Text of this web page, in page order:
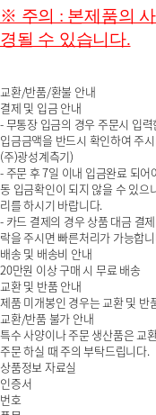
※ 주의 : 본제품의
경될 수 있습니다.
교환/반품/환불 안내
결제 및 입금 안내
- 무통장 입금의 경우 주문시 입
입금금액을 반드시 확인하여 주
(주)광성계측기)
- 주문 후 7일 이내 입금완료 되
동 입금확인이 되지 않을 수 있으
리를 하시기 바랍니다.
- 카드 결제의 경우 상품 대금 결
락을 주시면 빠른처리가 가능합
배송 및 배송비 안내
20만원 이상 구매 시 무료 배송
교환 및 반품 안내
제품 미개봉인 경우는 교환 및 반
교환/반품 불가 안내
특수 사양이나 주문 생산품은 교
주문 하실 때 주의 부탁드립니다.
상품정보자료실
인증서
번호